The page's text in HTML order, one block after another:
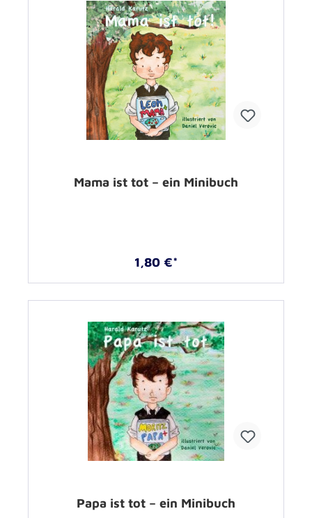
Mama ist tot – ein Minibuch
1,80 €*
Papa ist tot – ein Minibuch